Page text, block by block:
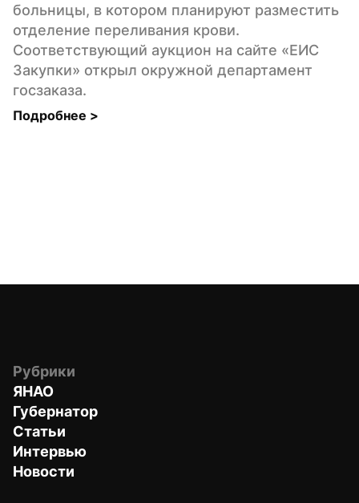
больницы, в котором планируют разместить
отделение переливания крови.
Соответствующий аукцион на сайте «ЕИС
Закупки» открыл окружной департамент
госзаказа.
Подробнее >
Рубрики
ЯНАО
Губернатор
Статьи
Интервью
Новости